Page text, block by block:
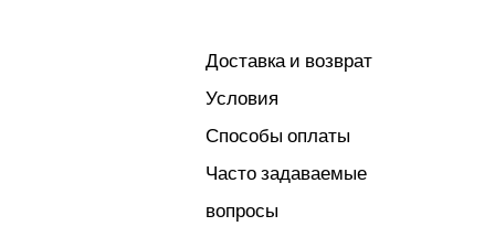
Доставка и возврат
Условия
Способы оплаты
Часто задаваемые
вопросы